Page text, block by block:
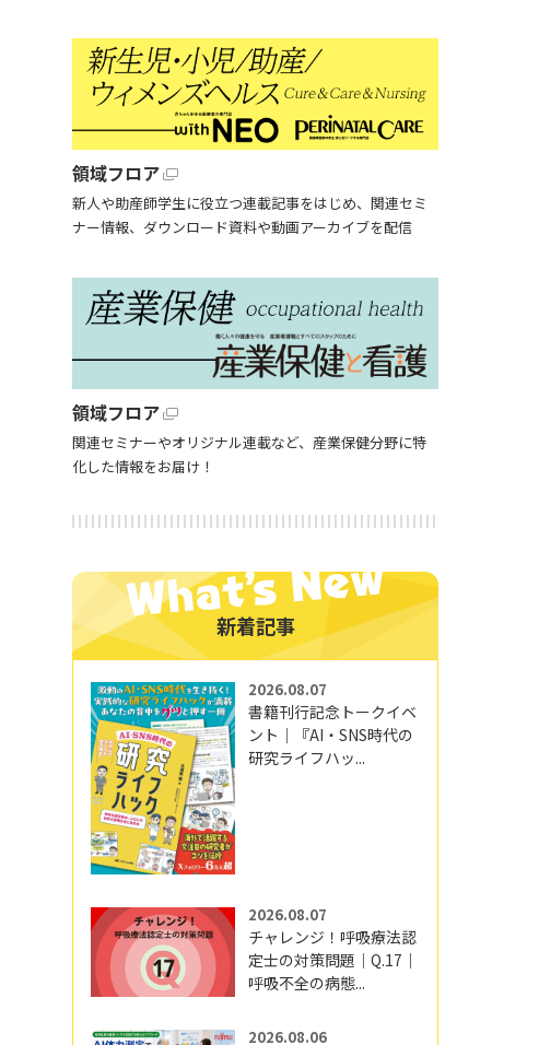
領域フロア
新人や助産師学生に役立つ連載記事をはじめ、関連セミ
ナー情報、ダウンロード資料や動画アーカイブを配信
領域フロア
関連セミナーやオリジナル連載など、産業保健分野に特
化した情報をお届け！
新着記事
2026.08.07
書籍刊行記念トークイベ
ント｜『AI・SNS時代の
研究ライフハッ...
2026.08.07
チャレンジ！呼吸療法認
定士の対策問題｜Q.17｜
呼吸不全の病態...
2026.08.06